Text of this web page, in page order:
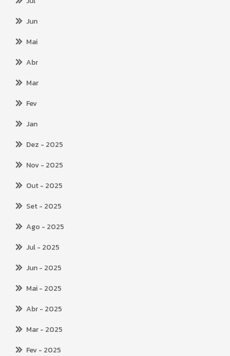
Jun
Mai
Abr
Mar
Fev
Jan
Dez - 2025
Nov- 2025
Out- 2025
Set- 2025
Ago - 2025
Jul- 2025
Jun- 2025
Mai- 2025
Abr- 2025
Mar- 2025
Fev- 2025